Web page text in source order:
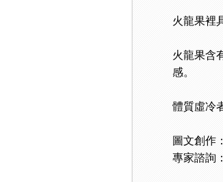
火龍果裡
火龍果含
感。
體質虛冷
圖文創作
專家諮詢